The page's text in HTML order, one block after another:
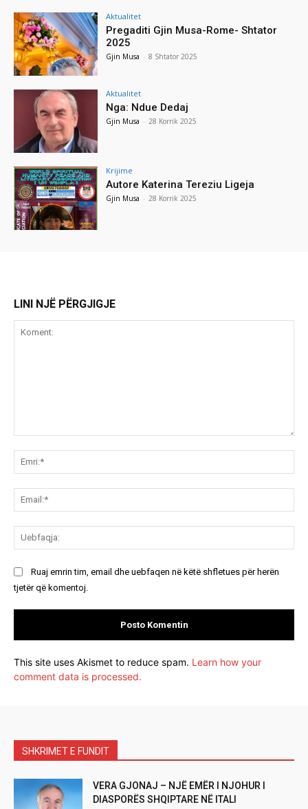
Aktualitet
Pregaditi Gjin Musa-Rome- Shtator
2025
Gjin Musa - 8 Shtator 2025
Aktualitet
Nga: Ndue Dedaj
Gjin Musa - 28 Korrik 2025
Krijime
Autore Katerina Tereziu Ligeja
Gjin Musa - 28 Korrik 2025
LINI NJË PËRGJIGJE
Ruaj emrin tim, email dhe uebfaqen në këtë shfletues për herën
tjetër që komentoj.
This site uses Akismet to reduce spam. Learn how your
comment data is processed.
SHKRIMET E FUNDIT
VERA GJONAJ – NJË EMËR I NJOHUR I
DIASPORËS SHQIPTARE NË ITALI